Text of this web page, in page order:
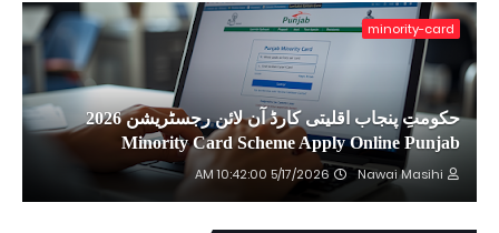
minority-card
حکومتِ پنجاب اقلیتی کارڈ آن لائن رجسٹریشن 2026
Minority Card Scheme Apply Online Punjab
Nawai Masihi
5/17/2026 10:42:00 AM